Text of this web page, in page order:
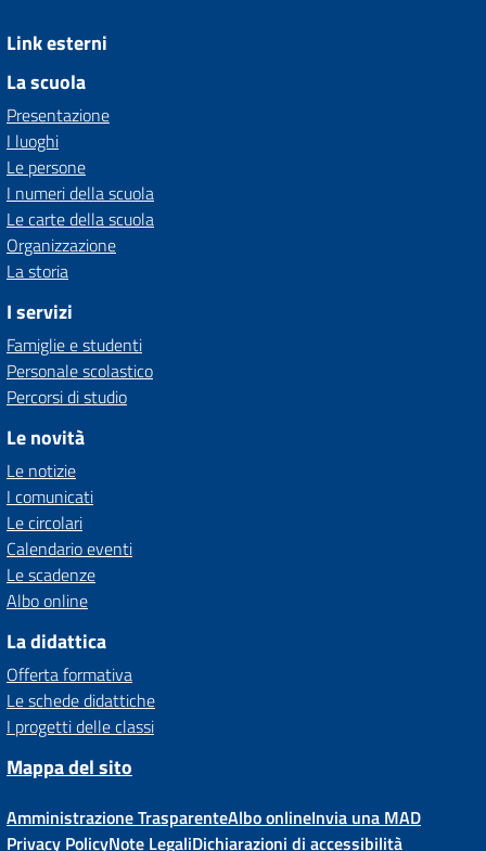
Link esterni
La scuola
Presentazione
I luoghi
Le persone
I numeri della scuola
Le carte della scuola
Organizzazione
La storia
I servizi
Famiglie e studenti
Personale scolastico
Percorsi di studio
Le novità
Le notizie
I comunicati
Le circolari
Calendario eventi
Le scadenze
Albo online
La didattica
Offerta formativa
Le schede didattiche
I progetti delle classi
Mappa del sito
Amministrazione TrasparenteAlbo onlineInvia una MAD
Privacy PolicyNote LegaliDichiarazioni di accessibilità